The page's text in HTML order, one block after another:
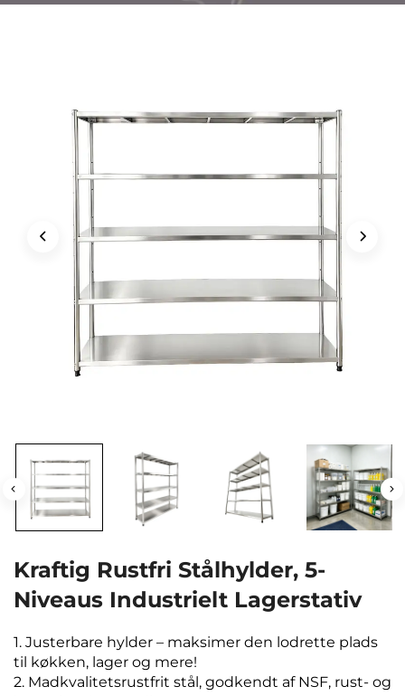
Kraftig Rustfri Stålhylder, 5-
Niveaus Industrielt Lagerstativ
1. Justerbare hylder – maksimer den lodrette plads
til køkken, lager og mere!
2. Madkvalitetsrustfrit stål, godkendt af NSF, rust- og